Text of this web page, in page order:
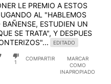
LE PREMIO A ESTOS
AL "HABLEMOS
ESTUDIEN UN
SE TRATA", Y DESPUES
EDITADO
1
COMPARTIR
MARCAR
COMO
INAPROPIADO